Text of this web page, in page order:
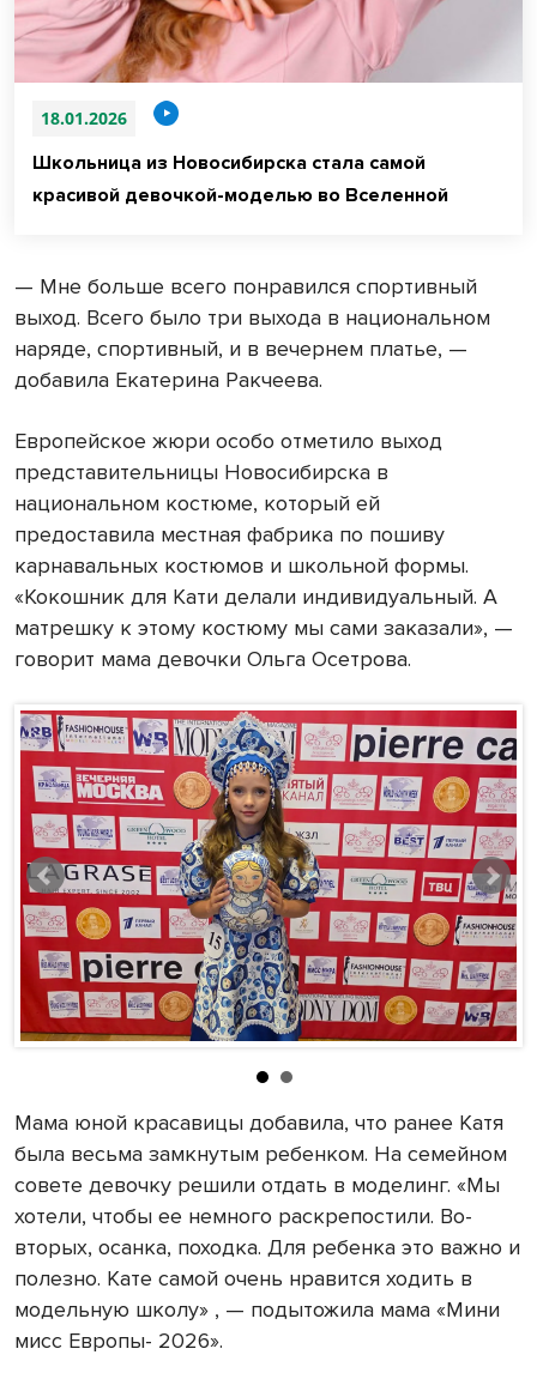
18.01.2026
Школьница из Новосибирска стала самой
красивой девочкой-моделью во Вселенной
— Мне больше всего понравился спортивный
выход. Всего было три выхода в национальном
наряде, спортивный, и в вечернем платье, —
добавила Екатерина Ракчеева.
Европейское жюри особо отметило выход
представительницы Новосибирска в
национальном костюме, который ей
предоставила местная фабрика по пошиву
карнавальных костюмов и школьной формы.
«Кокошник для Кати делали индивидуальный. А
матрешку к этому костюму мы сами заказали», —
говорит мама девочки Ольга Осетрова.
Мама юной красавицы добавила, что ранее Катя
была весьма замкнутым ребенком. На семейном
совете девочку решили отдать в моделинг. «Мы
хотели, чтобы ее немного раскрепостили. Во-
вторых, осанка, походка. Для ребенка это важно и
полезно. Кате самой очень нравится ходить в
модельную школу» , — подытожила мама «Мини
мисс Европы- 2026».